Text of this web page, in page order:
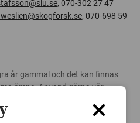
, 070-302 27 47
, 070-698 59
år gammal och det kan finnas
ämne. Använd gärna vår